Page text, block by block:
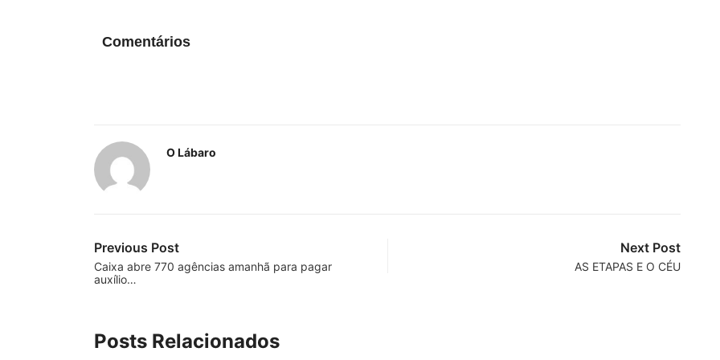
Comentários
O Lábaro
Previous Post
Caixa abre 770 agências amanhã para pagar
auxílio…
Next Post
AS ETAPAS E O CÉU
Posts Relacionados